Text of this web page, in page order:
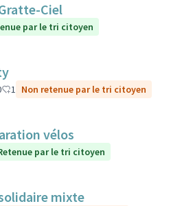
Ciel
par le tri citoyen
1 Non retenue par le tri citoyen
vélos
par le tri citoyen
mixte